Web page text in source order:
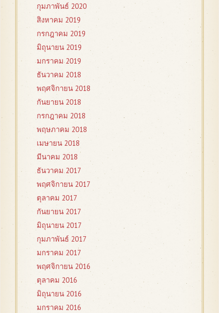
กุมภาพันธ์ 2020
สิงหาคม 2019
กรกฎาคม 2019
มิถุนายน 2019
มกราคม 2019
ธันวาคม 2018
พฤศจิกายน 2018
กันยายน 2018
กรกฎาคม 2018
พฤษภาคม 2018
เมษายน 2018
มีนาคม 2018
ธันวาคม 2017
พฤศจิกายน 2017
ตุลาคม 2017
กันยายน 2017
มิถุนายน 2017
กุมภาพันธ์ 2017
มกราคม 2017
พฤศจิกายน 2016
ตุลาคม 2016
มิถุนายน 2016
มกราคม 2016